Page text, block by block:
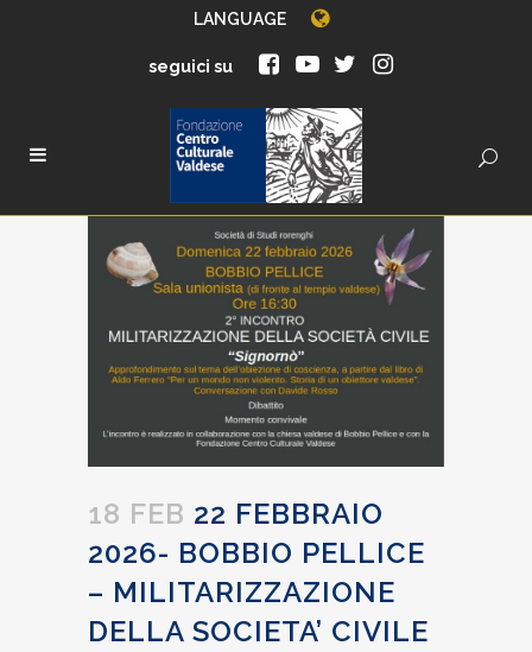
LANGUAGE
seguici su
18 FEB 22 FEBBRAIO
2026- BOBBIO PELLICE
– MILITARIZZAZIONE
DELLA SOCIETA’ CIVILE